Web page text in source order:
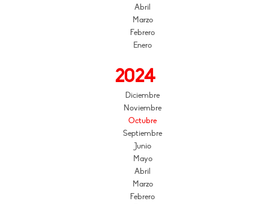
Abril
Marzo
Febrero
Enero
2024
Diciembre
Noviembre
Octubre
Septiembre
Junio
Mayo
Abril
Marzo
Febrero